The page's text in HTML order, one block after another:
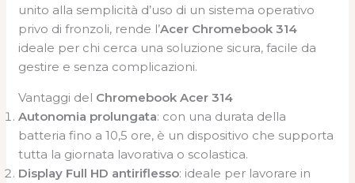
unito alla semplicità d’uso di un sistema operativo
privo di fronzoli, rende l’Acer Chromebook 314
ideale per chi cerca una soluzione sicura, facile da
gestire e senza complicazioni.
Vantaggi del Chromebook Acer 314
Autonomia prolungata: con una durata della
batteria fino a 10,5 ore, è un dispositivo che supporta
tutta la giornata lavorativa o scolastica.
Display Full HD antiriflesso: ideale per lavorare in